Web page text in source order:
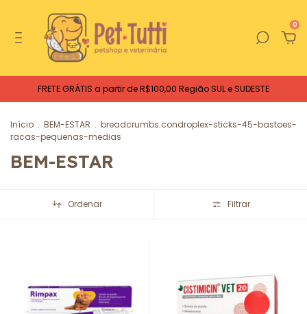
0
FRETE GRÁTIS a partir de R$100,00 Região SUL e SUDESTE
Início . BEM-ESTAR . breadcrumbs.condroplex-sticks-45-bastoes-
racas-pequenas-medias
BEM-ESTAR
Ordenar Filtrar